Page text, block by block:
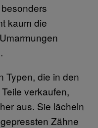
kaum die
Typen, die in den
verkaufen,
aus. Sie lächeln
Zähne